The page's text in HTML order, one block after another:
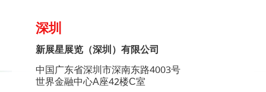
深圳
新展星展览（深圳）有限公司
中国广东省深圳市深南东路4003号
世界金融中心A座42楼C室